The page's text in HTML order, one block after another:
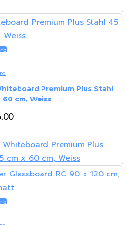
Premium Plus Stahl
60 cm, Weiss